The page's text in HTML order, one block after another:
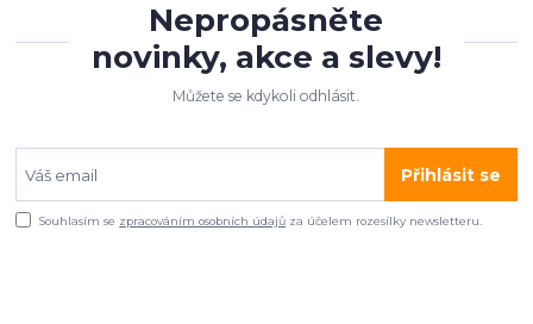
Nepropásněte
novinky, akce a slevy!
Můžete se kdykoli odhlásit.
Přihlásit se
Souhlasím se zpracováním osobních údajů za účelem rozesílky newsletteru.